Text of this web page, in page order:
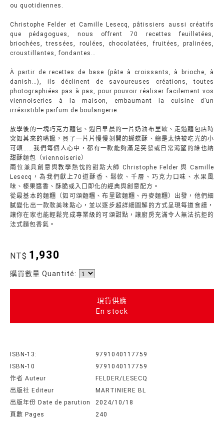
ou quotidiennes.
Christophe Felder et Camille Lesecq, pâtissiers aussi créatifs
que pédagogues, nous offrent 70 recettes feuilletées,
briochées, tressées, roulées, chocolatées, fruitées, pralinées,
croustillantes, fondantes…
À partir de recettes de base (pâte à croissants, à brioche, à
danish…), ils déclinent de savoureuses créations, toutes
photographiées pas à pas, pour pouvoir réaliser facilement vos
viennoiseries à la maison, embaumant la cuisine d’un
irrésistible parfum de boulangerie.
放學後的一塊巧克力麵包、週日早晨的一片奶油布里歐、走過麵包店時
突如其來的嘴饞，買了一片片慢慢剝開的蝴蝶酥、總是太快被吃光的小
可頌……我們每個人心中，都有一款能夠滿足突發或日常渴望的維也納
甜酥麵包（viennoiserie）
兩位兼具創意與教學熱忱的甜點大師 Christophe Felder 與 Camille
Lesecq，為我們獻上70道酥香、鬆軟、千層、巧克力口味、水果風
味、榛果醬香、酥脆或入口即化的經典與創意配方。
從最基本的麵糰（如可頌麵糰、布里歐麵糰、丹麥麵糰）出發，他們細
膩變化出一款款美味點心，並以逐步超詳細圖解的方式呈現每道食譜，
讓你在家也能輕鬆完成專業級的可頌甜點，讓廚房充滿令人無法抗拒的
法式麵包香氣。
NT$ 1,930
購買數量 Quantité:
現貨供應
En stock
ISBN-13:
9791040117759
ISBN-10
‎9791040117759
作者 Auteur
FELDER/LESECQ
出版社 Editeur
MARTINIERE BL
出版年份 Date de parution
2024/10/18
頁數 Pages
240